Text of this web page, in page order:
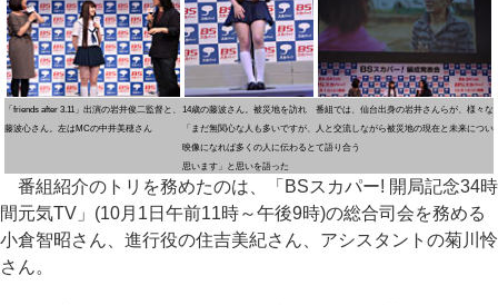
「friends after 3.11」出演の岩井俊二監督と、
藤波心さん。左はMCの中井美穂さん
14歳の藤波さん。被災地を訪れ
「まだ無関心な人も多いですが、
映像になれば多くの人に伝わると
思います」と思いを語った
番組では、仙台出身の岩井さんらが、様々な
人と交流しながら被災地の現在と未来につい
て語り合う
番組紹介のトリを務めたのは、「BSスカパー! 開局記念34時
間元気TV」(10月1日午前11時～午後9時)の総合司会を務める
小倉智昭さん、進行役の住吉美紀さん、アシスタントの菊川怜
さん。